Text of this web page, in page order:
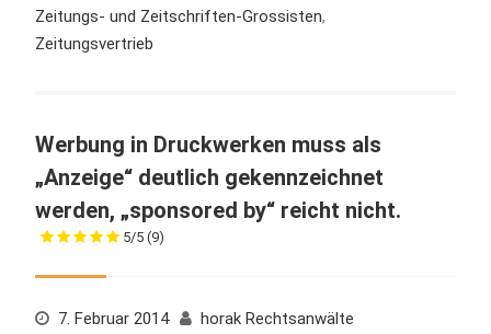
Zeitungs- und Zeitschriften-Grossisten,
Zeitungsvertrieb
Werbung in Druckwerken muss als
„Anzeige“ deutlich gekennzeichnet
werden, „sponsored by“ reicht nicht.
5/5 (9)
7. Februar 2014
horak Rechtsanwälte